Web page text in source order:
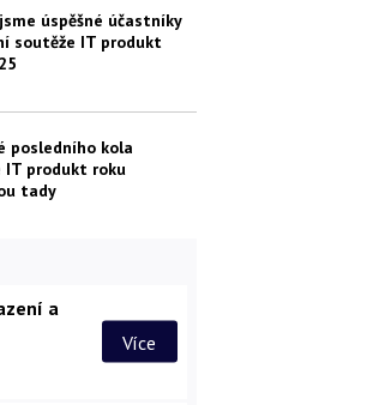
úspěšné účastníky
soutěže IT produkt
posledního kola
IT produkt roku
tady
a
Více